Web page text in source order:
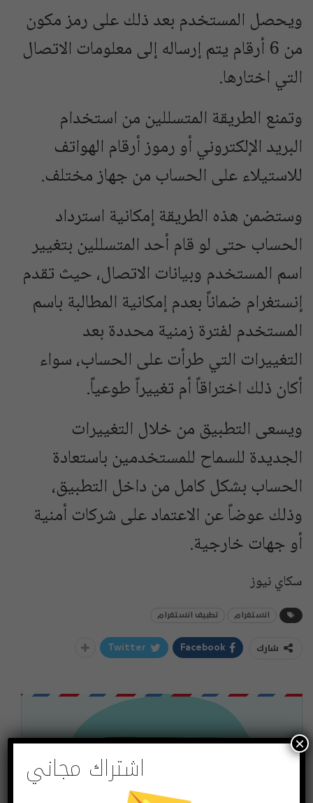
ويحصل المستخدم بعد ذلك على رمز مكون
من 6 أرقام يتم إرساله إلى معلومات الاتصال
التي اختارها.
وتمنع الطريقة المتسللين من استخدام
البريد الإلكتروني أو رموز أرقام الهواتف
للاستيلاء على الحساب من جهاز مختلف.
وستضمن هذه الطريقة إمكانية استرداد
الحساب حتى لو قام أحد المتسللين بتغيير
اسم المستخدم وبيانات الاتصال، حيث تقدم
إنستغرام ضماناً بعدم إمكانية المطالبة باسم
المستخدم لفترة زمنية محددة بعد
التغييرات التي طرأت على الحساب، سواء
أكان ذلك اختراقاً أم تغييراً طوعياً.
ويسعى التطبيق من خلال التغييرات
الجديدة للسماح للمستخدمين باستعادة
الحساب بشكل كامل من داخل التطبيق،
وذلك عوضاً عن الاعتماد على شركات أمنية
أو جهات خارجية.
سكاي نيوز
انستغرام تطبيف انستغرام
شارك Facebook
Twitter
اشتراك مجاني
×